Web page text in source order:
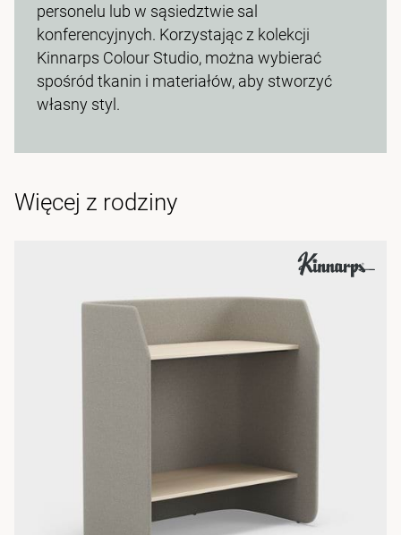
personelu lub w sąsiedztwie sal
konferencyjnych. Korzystając z kolekcji
Kinnarps Colour Studio, można wybierać
spośród tkanin i materiałów, aby stworzyć
własny styl.
Więcej z rodziny